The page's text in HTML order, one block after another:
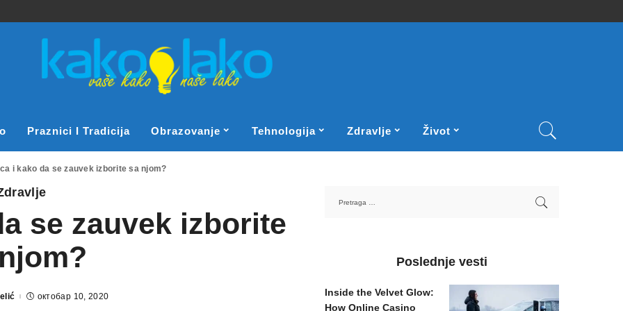
Praznici I Tradicija Obrazovanje Tehnologija Zdravlje Život
i kako da se zauvek izborite sa njom?
se zauvek izborite
октобар 10, 2020
Poslednje vesti
Inside the Velvet Glow:
How Online Casino